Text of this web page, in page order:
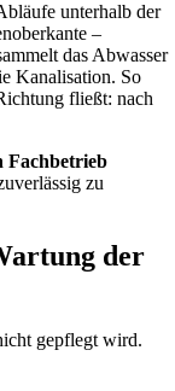
unterhalb der
–
das Abwasser
Kanalisation. So
fließt: nach
Fachbetrieb
zu
der
gepflegt wird.